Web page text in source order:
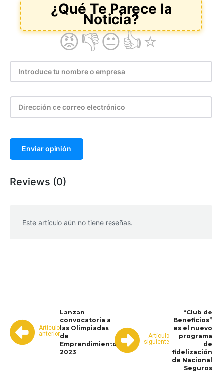
Enviar opinión
Reviews (0)
Este artículo aún no tiene reseñas.
Artículo
anterior
Lanzan
convocatoria a
las Olimpiadas
de
Emprendimiento
2023
Artículo
siguiente
“Club de
Beneficios”
es el nuevo
programa
de
fidelización
de Nacional
Seguros